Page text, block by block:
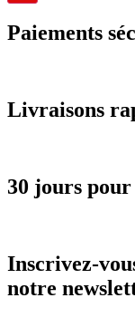
Paiements
Livraisons
30 jours
Inscrivez-
notre